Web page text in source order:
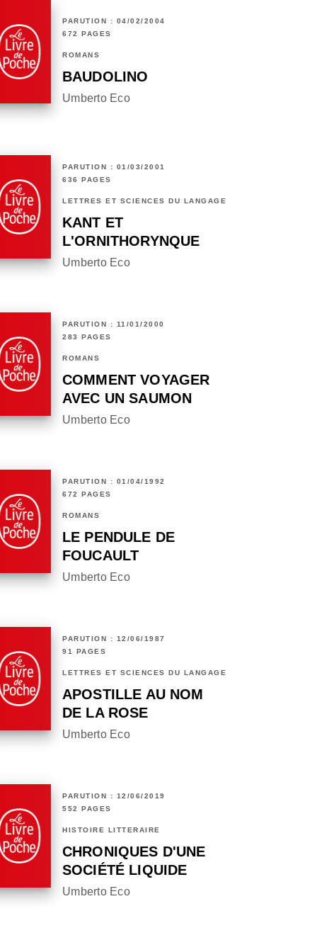
PARUTION : 04/02/2004
672 PAGES
ROMANS
BAUDOLINO
Umberto Eco
PARUTION : 01/03/2001
636 PAGES
LETTRES ET SCIENCES DU LANGAGE
KANT ET
L'ORNITHORYNQUE
Umberto Eco
PARUTION : 11/01/2000
283 PAGES
ROMANS
COMMENT VOYAGER
AVEC UN SAUMON
Umberto Eco
PARUTION : 01/04/1992
672 PAGES
ROMANS
LE PENDULE DE
FOUCAULT
Umberto Eco
PARUTION : 12/06/1987
91 PAGES
LETTRES ET SCIENCES DU LANGAGE
APOSTILLE AU NOM
DE LA ROSE
Umberto Eco
PARUTION : 12/06/2019
552 PAGES
HISTOIRE LITTÉRAIRE
CHRONIQUES D'UNE
SOCIÉTÉ LIQUIDE
Umberto Eco